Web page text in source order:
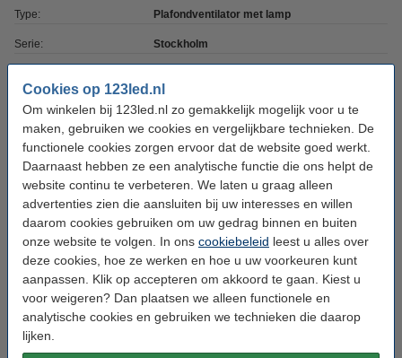
Cookies op 123led.nl
Om winkelen bij 123led.nl zo gemakkelijk mogelijk voor u te
maken, gebruiken we cookies en vergelijkbare technieken. De
functionele cookies zorgen ervoor dat de website goed werkt.
Daarnaast hebben ze een analytische functie die ons helpt de
website continu te verbeteren. We laten u graag alleen
advertenties zien die aansluiten bij uw interesses en willen
daarom cookies gebruiken om uw gedrag binnen en buiten
onze website te volgen. In ons cookiebeleid leest u alles over
deze cookies, hoe ze werken en hoe u uw voorkeuren kunt
aanpassen. Klik op accepteren om akkoord te gaan. Kiest u
voor weigeren? Dan plaatsen we alleen functionele en
analytische cookies en gebruiken we technieken die daarop
lijken.
Type: Plafondventilator met lamp
Serie: Stockholm
Vorm: Rond
CRI: Ra> 80
Lamp inbegrepen: Ja
Watt: 37 W
Materiaal: Kunststof
Ja, intern
Bewegingssensor: Nee
Voeding: Netstroom
Voltage: